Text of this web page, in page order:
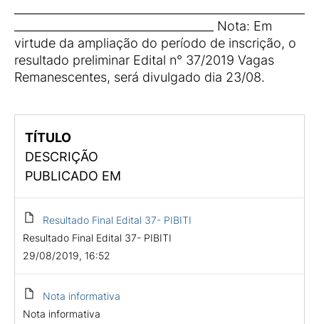
___________________________________ Nota: Em
virtude da ampliação do período de inscrição, o
resultado preliminar Edital n° 37/2019 Vagas
Remanescentes, será divulgado dia 23/08.
TÍTULO
DESCRIÇÃO
PUBLICADO EM
Resultado Final Edital 37- PIBITI
Resultado Final Edital 37- PIBITI
29/08/2019, 16:52
Nota informativa
Nota informativa